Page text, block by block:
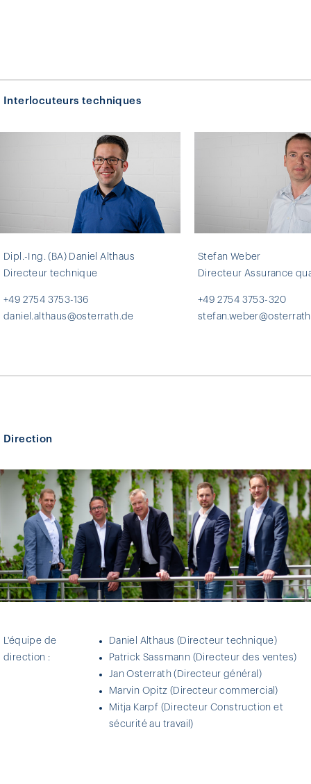
Interlocuteurs techniques
Dipl.-Ing. (BA) Daniel Althaus
Directeur technique
+49 2754 3753-136
daniel.althaus@osterrath.de
Stefan Weber
Directeur Assurance
+49 2754 3753-320
Direction
L'équipe de
direction :
Daniel Althaus (Directeur technique)
Patrick Sassmann (Directeur des ventes)
Jan Osterrath (Directeur général)
Marvin Opitz (Directeur commercial)
Mitja Karpf (Directeur Construction et
sécurité au travail)